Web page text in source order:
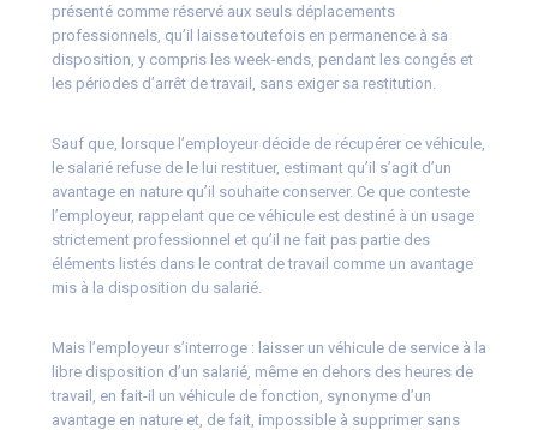
présenté comme réservé aux seuls déplacements
professionnels, qu’il laisse toutefois en permanence à sa
disposition, y compris les week-ends, pendant les congés et
les périodes d’arrêt de travail, sans exiger sa restitution.
Sauf que, lorsque l’employeur décide de récupérer ce véhicule,
le salarié refuse de le lui restituer, estimant qu’il s’agit d’un
avantage en nature qu’il souhaite conserver. Ce que conteste
l’employeur, rappelant que ce véhicule est destiné à un usage
strictement professionnel et qu’il ne fait pas partie des
éléments listés dans le contrat de travail comme un avantage
mis à la disposition du salarié.
Mais l’employeur s’interroge : laisser un véhicule de service à la
libre disposition d’un salarié, même en dehors des heures de
travail, en fait-il un véhicule de fonction, synonyme d’un
avantage en nature et, de fait, impossible à supprimer sans